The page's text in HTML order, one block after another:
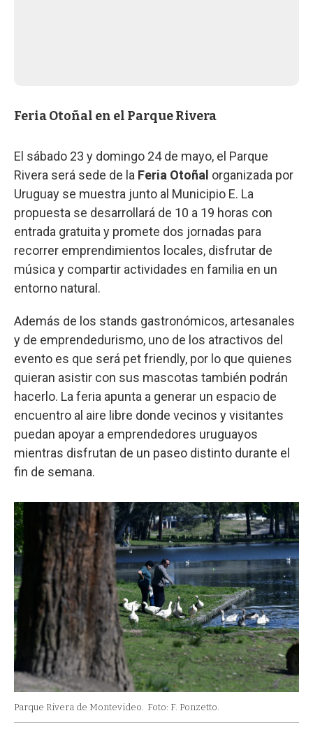
Feria Otoñal en el Parque Rivera
El sábado 23 y domingo 24 de mayo, el Parque
Rivera será sede de la Feria Otoñal organizada por
Uruguay se muestra junto al Municipio E. La
propuesta se desarrollará de 10 a 19 horas con
entrada gratuita y promete dos jornadas para
recorrer emprendimientos locales, disfrutar de
música y compartir actividades en familia en un
entorno natural.
Además de los stands gastronómicos, artesanales
y de emprendedurismo, uno de los atractivos del
evento es que será pet friendly, por lo que quienes
quieran asistir con sus mascotas también podrán
hacerlo. La feria apunta a generar un espacio de
encuentro al aire libre donde vecinos y visitantes
puedan apoyar a emprendedores uruguayos
mientras disfrutan de un paseo distinto durante el
fin de semana.
Parque Rivera de Montevideo. Foto: F. Ponzetto.